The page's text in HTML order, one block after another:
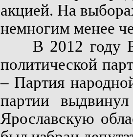
акцией. На
немногим менее
В 2012 году
политической
– Партия
партии
Ярославскую